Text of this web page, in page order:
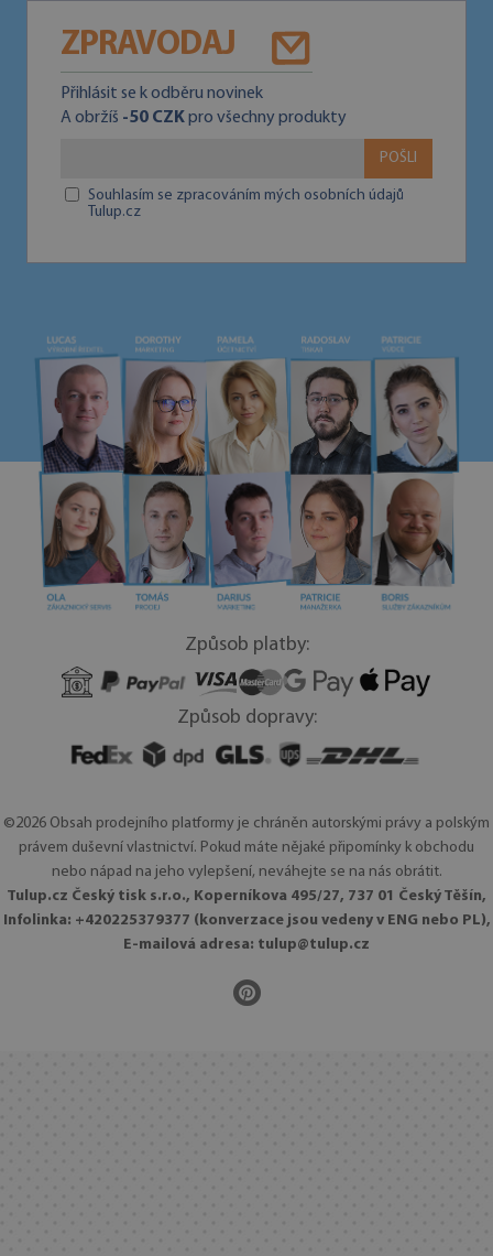
ZPRAVODAJ
Přihlásit se k odběru novinek
A obržíš -50 CZKpro všechny produkty
POŠLI
Souhlasím se zpracováním mých osobních údajů
Tulup.cz
Způsob platby:
Způsob dopravy:
©2026 Obsah prodejního platformy je chráněn autorskými právy a polským
právem duševní vlastnictví. Pokud máte nějaké připomínky k obchodu
nebo nápad na jeho vylepšení, neváhejte se na nás obrátit.
Tulup.cz Český tisk s.r.o., Koperníkova 495/27, 737 01 Český Těšín,
Infolinka: +420225379377 (konverzace jsou vedeny v ENG nebo PL),
E-mailová adresa: tulup@tulup.cz